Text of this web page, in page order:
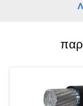
ΠΟΛΙΤΙΚΉ